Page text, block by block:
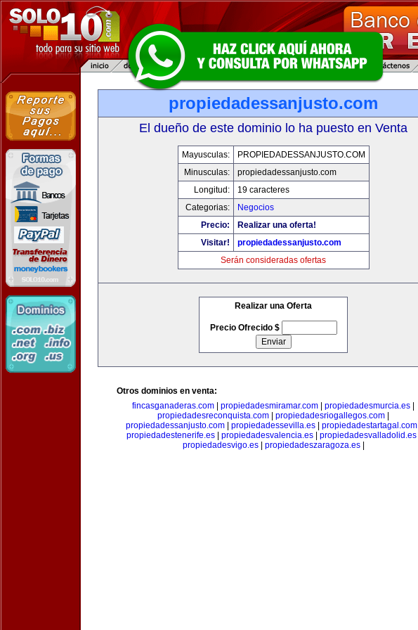
propiedadessanjusto.com
El dueño de este dominio lo ha puesto en Venta
Mayusculas:
PROPIEDADESSANJUSTO.COM
Minusculas:
propiedadessanjusto.com
Longitud:
19 caracteres
Categorias:
Negocios
Precio:
Realizar una oferta!
Visitar!
propiedadessanjusto.com
Serán consideradas ofertas
Realizar una Oferta
Precio Ofrecido $
Otros dominios en venta:
fincasganaderas.com
propiedadesmiramar.com propiedadesmurcia.es
propiedadesreconquista.com
propiedadesriogallegos.com
propiedadessanjusto.com| propiedadessevilla.es| propiedadestartagal.com|
propiedadestenerife.es| propiedadesvalencia.es| propiedadesvalladolid.es|
propiedadesvigo.es| propiedadeszaragoza.es|